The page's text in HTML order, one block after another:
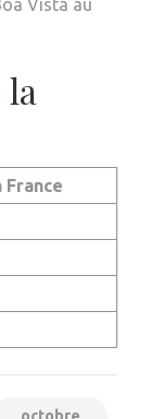
Vista au
la
octobre